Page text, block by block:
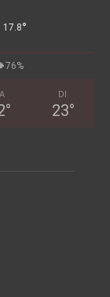
17.8°
76%
°
DI
23°